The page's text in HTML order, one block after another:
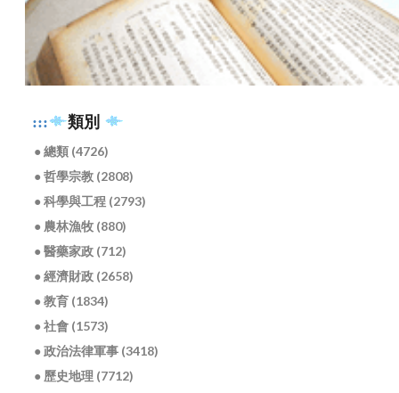
::: 類別
● 總類 (4726)
● 哲學宗教 (2808)
● 科學與工程 (2793)
● 農林漁牧 (880)
● 醫藥家政 (712)
● 經濟財政 (2658)
● 教育 (1834)
● 社會 (1573)
● 政治法律軍事 (3418)
● 歷史地理 (7712)